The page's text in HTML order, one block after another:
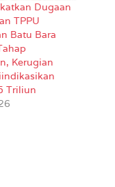
Dugaan
TPPU
Batu Bara
Kerugian
Triliun